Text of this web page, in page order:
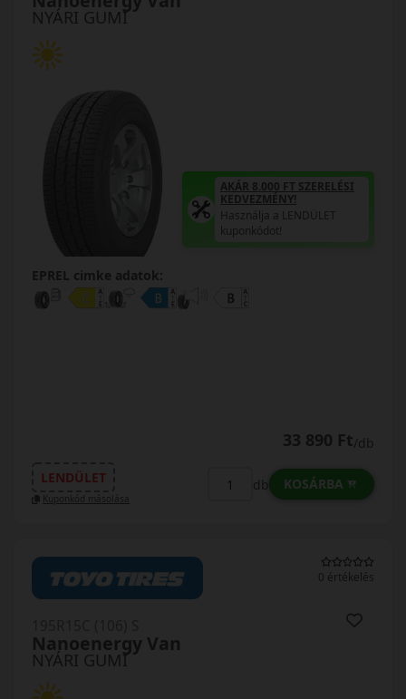
NYÁRI GUMI
AKÁR 8.000 FT SZERELÉSI
KEDVEZMÉNY!
Használja a LENDÜLET
kuponkódot!
EPREL cimke adatok:
33 890 Ft/db
LENDÜLET
Kuponkód másolása
db KOSÁRBA
0 értékelés
NYÁRI GUMI
Nanoenergy Van